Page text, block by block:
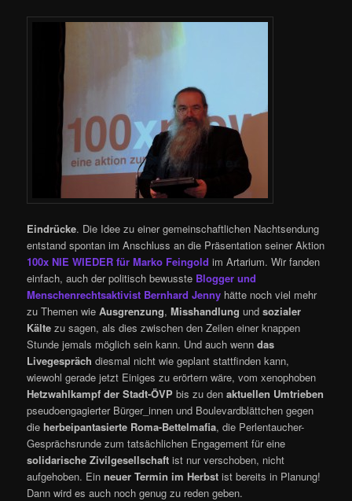
Eindrücke. Die Idee zu einer gemeinschaftlichen Nachtsendung
entstand spontan im Anschluss an die Präsentation seiner Aktion
100x NIE WIEDER für Marko Feingold im Artarium. Wir fanden
einfach, auch der politisch bewusste Blogger und
Menschenrechtsaktivist Bernhard Jenny hätte noch viel mehr
zu Themen wieAusgrenzung,Misshandlung undsozialer
Kälte zu sagen, als dies zwischen den Zeilen einer knappen
Stunde jemals möglich sein kann. Und auch wenndas
Livegespräch diesmal nicht wie geplant stattfinden kann,
wiewohl gerade jetzt Einiges zu erörtern wäre, vom xenophoben
Hetzwahlkampf der Stadt-ÖVP bis zu denaktuellen Umtrieben
pseudoengagierter Bürger_innen und Boulevardblättchen gegen
die herbeipantasierte Roma-Bettelmafia, die Perlentaucher-
Gesprächsrunde zum tatsächlichen Engagement für eine
solidarische Zivilgesellschaft ist nur verschoben, nicht
aufgehoben. Einneuer Termin im Herbst ist bereits in Planung!
Dann wird es auch noch genug zu reden geben.